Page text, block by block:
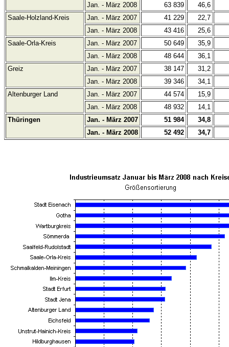
Jan. - März 2008
63 839
46,6
Saale-Holzland-Kreis
Jan. - März 2007 41 229
22,7
Jan. - März 2008
43 416
25,6
Saale-Orla-Kreis
Jan. - März 2007 50 649
35,9
Jan. - März 2008
48 644
36,1
Greiz
Jan. - März 2007 38 147
31,2
Jan. - März 2008
39 346
34,1
Altenburger Land
Jan. - März 2007 44 574
15,9
Jan. - März 2008
48 932
14,1
Thüringen
Jan. - März 2007 51 984
34,8
Jan. - März 2008
52 492 34,7